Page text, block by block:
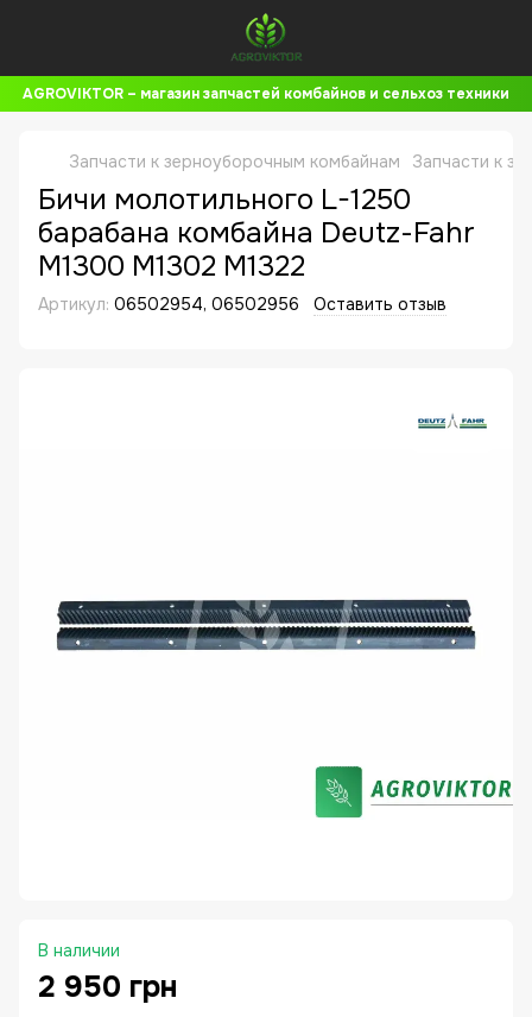
AGROVIKTOR – магазин запчастей комбайнов и сельхоз техники
Запчасти к зерноуборочным комбайнам Запчасти к
Бичи молотильного L-1250
барабана комбайна Deutz-Fahr
M1300 M1302 M1322
Артикул: 06502954, 06502956 Оставить отзыв
В наличии
2 950 грн